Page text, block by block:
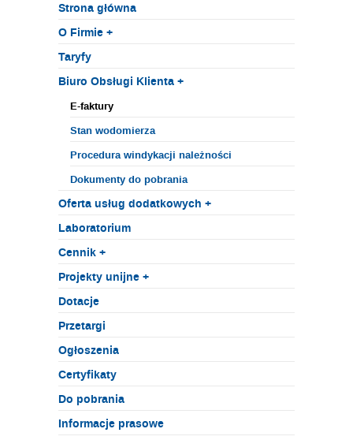
Strona główna
O Firmie +
Taryfy
Biuro Obsługi Klienta +
E-faktury
Stan wodomierza
Procedura windykacji należności
Dokumenty do pobrania
Oferta usług dodatkowych +
Laboratorium
Cennik +
Projekty unijne +
Dotacje
Przetargi
Ogłoszenia
Certyfikaty
Do pobrania
Informacje prasowe